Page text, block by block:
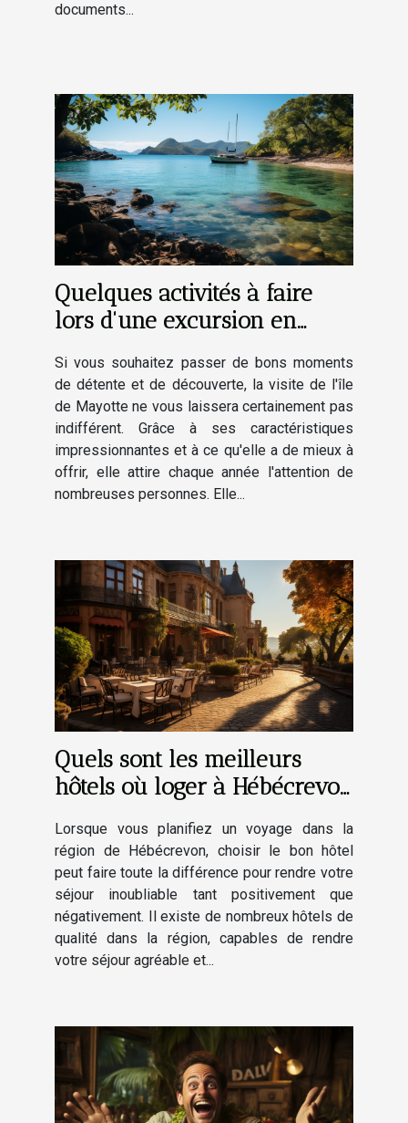
documents...
Quelques activités à faire
lors d'une excursion en
Si vous souhaitez passer de bons moments
de détente et de découverte, la visite de l'île
de Mayotte ne vous laissera certainement pas
indifférent. Grâce à ses caractéristiques
impressionnantes et à ce qu'elle a de mieux à
offrir, elle attire chaque année l'attention de
nombreuses personnes. Elle...
Quels sont les meilleurs
hôtels où loger à Hébécrevon
Lorsque vous planifiez un voyage dans la
région de Hébécrevon, choisir le bon hôtel
peut faire toute la différence pour rendre votre
séjour inoubliable tant positivement que
négativement. Il existe de nombreux hôtels de
qualité dans la région, capables de rendre
votre séjour agréable et...